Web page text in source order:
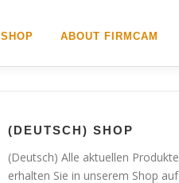
SHOP ABOUT FIRMCAM
(DEUTSCH) SHOP
(Deutsch) Alle aktuellen Produkte
erhalten Sie in unserem Shop auf